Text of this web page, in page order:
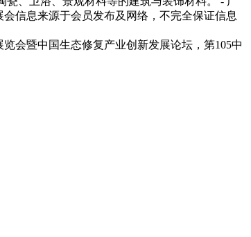
会信息来源于会员发布及网络，不完全保证信息
会暨中国生态修复产业创新发展论坛，第105中